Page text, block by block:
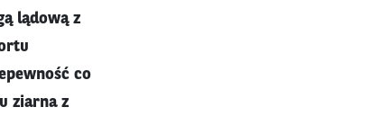
lądową z
co
ziarna z